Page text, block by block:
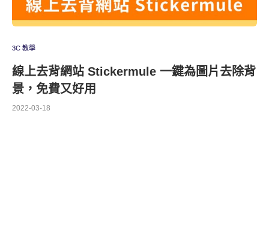
3C 教學
線上去背網站 Stickermule 一鍵為圖片去除背
景，免費又好用
2022-03-18